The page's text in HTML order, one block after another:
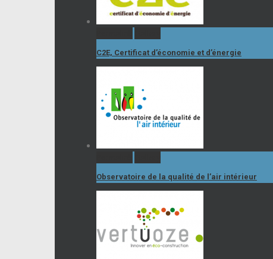
C2E, Certificat d’économie et d’énergie
Observatoire de la qualité de l’air intérieur